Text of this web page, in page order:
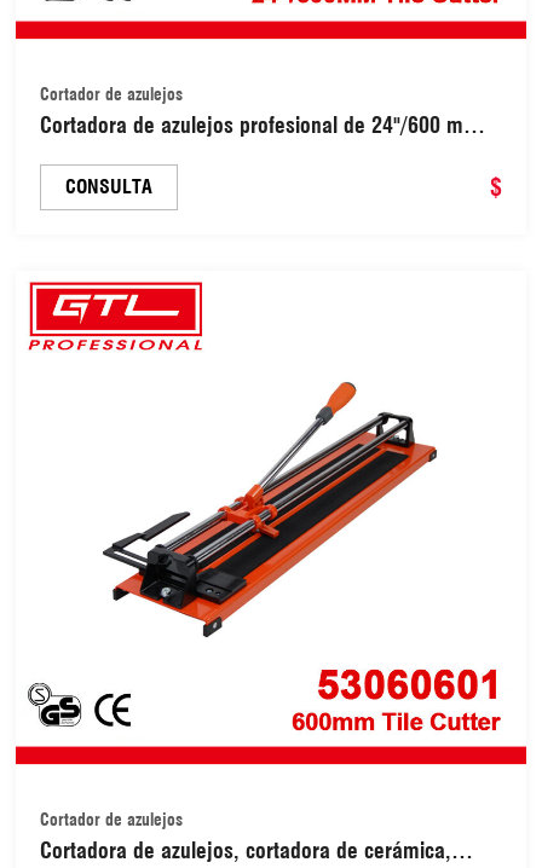
Cortador de azulejos
Cortadora de azulejos profesional de 24"/600 mm
CONSULTA $
Cortador de azulejos
Cortadora de azulejos, cortadora de cerámica,